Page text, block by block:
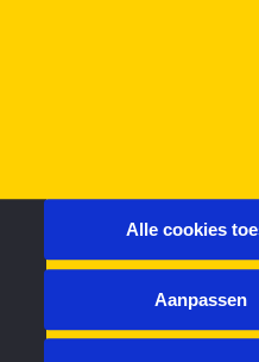
Alle cookies
Aanpassen